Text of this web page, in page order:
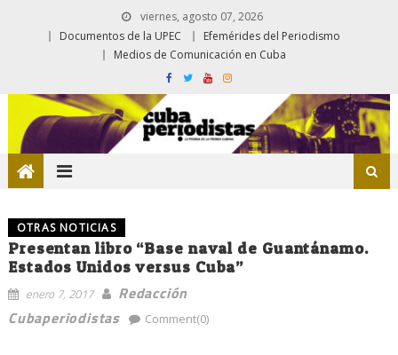
viernes, agosto 07, 2026
Documentos de la UPEC
Efemérides del Periodismo
Medios de Comunicación en Cuba
OTRAS NOTICIAS
Presentan libro “Base naval de Guantánamo.
Estados Unidos versus Cuba”
enero 7, 2017
Redacción
Cubaperiodistas
Comment(0)